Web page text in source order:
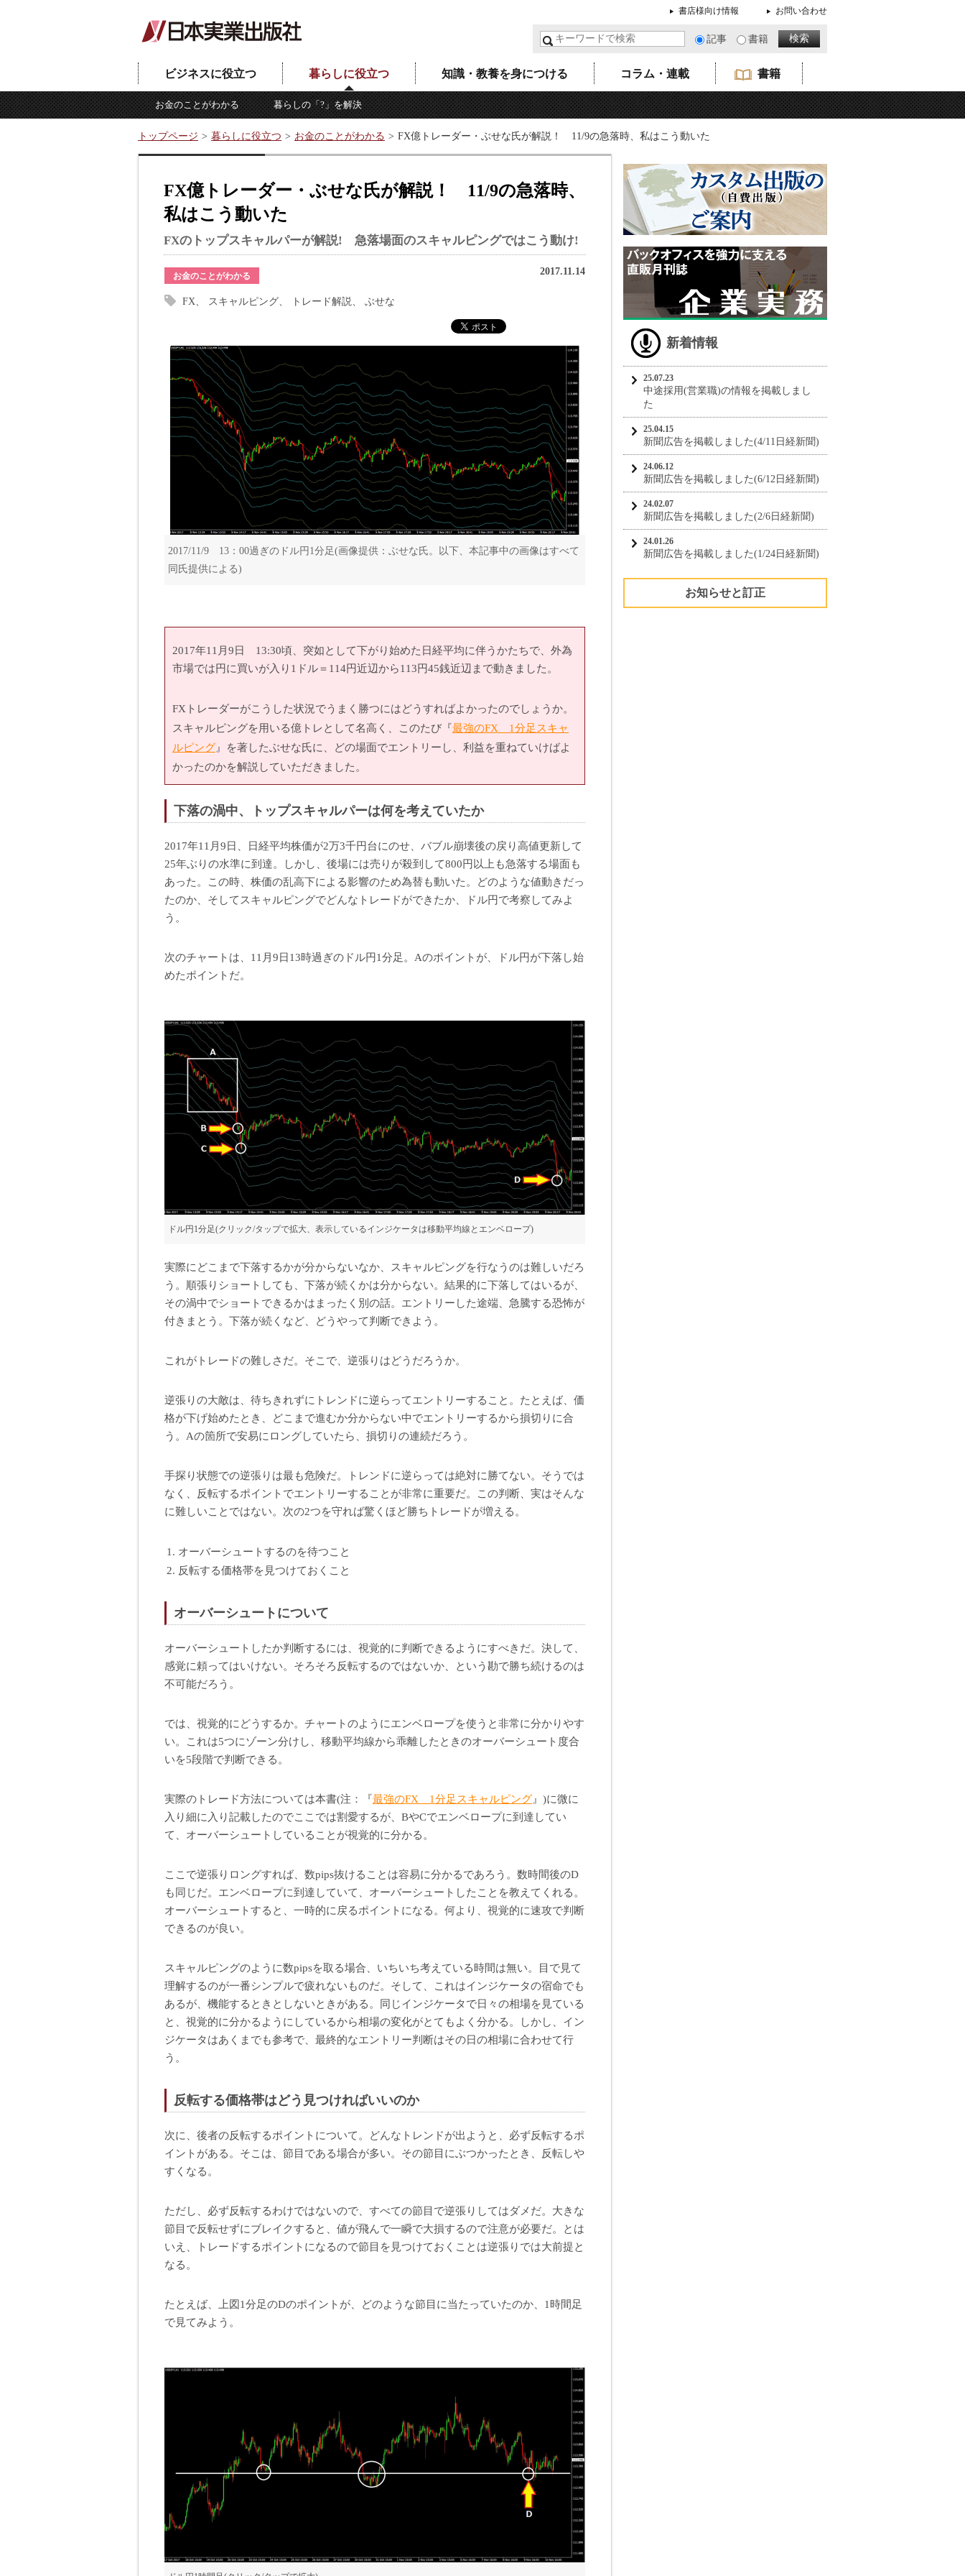
書店様向け情報 お問い合わせ
記事 書籍
ビジネスに役立つ 暮らしに役立つ
お金のことがわかる 暮らしの「?」を解決
知識・教養を身につける コラム・連載 書籍
トップページ 暮らしに役立つ お金のことがわかる FX億トレーダー・ぶせな氏が解説！ 11/9の急落時、私はこう動いた
FX億トレーダー・ぶせな氏が解説！ 11/9の急落時、
私はこう動いた
FXのトップスキャルパーが解説! 急落場面のスキャルピングではこう動け!
お金のことがわかる
FX スキャルピング トレード解説 ぶせな
2017.11.14
2017/11/9 13：00過ぎのドル円1分足(画像提供：ぶせな氏。以下、本記事中の画像はすべて
同氏提供による)
2017年11月9日 13:30頃、突如として下がり始めた日経平均に伴うかたちで、外為
市場では円に買いが入り1ドル＝114円近辺から113円45銭近辺まで動きました。
FXトレーダーがこうした状況でうまく勝つにはどうすればよかったのでしょうか。
スキャルピングを用いる億トレとして名高く、このたび『最強のFX 1分足スキャ
ルピング 』を著したぶせな氏に、どの場面でエントリーし、利益を重ねていけばよ
かったのかを解説していただきました。
下落の渦中、トップスキャルパーは何を考えていたか
2017年11月9日、日経平均株価が2万3千円台にのせ、バブル崩壊後の戻り高値更新して
25年ぶりの水準に到達。しかし、後場には売りが殺到して800円以上も急落する場面も
あった。この時、株価の乱高下による影響のため為替も動いた。どのような値動きだっ
たのか、そしてスキャルピングでどんなトレードができたか、ドル円で考察してみよ
う。
次のチャートは、11月9日13時過ぎのドル円1分足。Aのポイントが、ドル円が下落し始
めたポイントだ。
ドル円1分足(クリック/タップで拡大、表示しているインジケータは移動平均線とエンベロープ)
実際にどこまで下落するかが分からないなか、スキャルピングを行なうのは難しいだろ
う。順張りショートしても、下落が続くかは分からない。結果的に下落してはいるが、
その渦中でショートできるかはまったく別の話。エントリーした途端、急騰する恐怖が
付きまとう。下落が続くなど、どうやって判断できよう。
これがトレードの難しさだ。そこで、逆張りはどうだろうか。
逆張りの大敵は、待ちきれずにトレンドに逆らってエントリーすること。たとえば、価
格が下げ始めたとき、どこまで進むか分からない中でエントリーするから損切りに合
う。Aの箇所で安易にロングしていたら、損切りの連続だろう。
手探り状態での逆張りは最も危険だ。トレンドに逆らっては絶対に勝てない。そうでは
なく、反転するポイントでエントリーすることが非常に重要だ。この判断、実はそんな
に難しいことではない。次の2つを守れば驚くほど勝ちトレードが増える。
オーバーシュートするのを待つこと
反転する価格帯を見つけておくこと
オーバーシュートについて
オーバーシュートしたか判断するには、視覚的に判断できるようにすべきだ。決して、
感覚に頼ってはいけない。そろそろ反転するのではないか、という勘で勝ち続けるのは
不可能だろう。
では、視覚的にどうするか。チャートのようにエンベロープを使うと非常に分かりやす
い。これは5つにゾーン分けし、移動平均線から乖離したときのオーバーシュート度合
いを5段階で判断できる。
実際のトレード方法については本書(注：『最強のFX 1分足スキャルピング 』)に微に
入り細に入り記載したのでここでは割愛するが、BやCでエンベロープに到達してい
て、オーバーシュートしていることが視覚的に分かる。
ここで逆張りロングすれば、数pips抜けることは容易に分かるであろう。数時間後のD
も同じだ。エンベロープに到達していて、オーバーシュートしたことを教えてくれる。
オーバーシュートすると、一時的に戻るポイントになる。何より、視覚的に速攻で判断
できるのが良い。
スキャルピングのように数pipsを取る場合、いちいち考えている時間は無い。目で見て
理解するのが一番シンプルで疲れないものだ。そして、これはインジケータの宿命でも
あるが、機能するときとしないときがある。同じインジケータで日々の相場を見ている
と、視覚的に分かるようにしているから相場の変化がとてもよく分かる。しかし、イン
ジケータはあくまでも参考で、最終的なエントリー判断はその日の相場に合わせて行
う。
反転する価格帯はどう見つければいいのか
次に、後者の反転するポイントについて。どんなトレンドが出ようと、必ず反転するポ
イントがある。そこは、節目である場合が多い。その節目にぶつかったとき、反転しや
すくなる。
ただし、必ず反転するわけではないので、すべての節目で逆張りしてはダメだ。大きな
節目で反転せずにブレイクすると、値が飛んで一瞬で大損するので注意が必要だ。とは
いえ、トレードするポイントになるので節目を見つけておくことは逆張りでは大前提と
なる。
たとえば、上図1分足のDのポイントが、どのような節目に当たっていたのか、1時間足
で見てみよう。
新着情報
25.07.23
中途採用(営業職)の情報を掲載しまし
た
25.04.15
新聞広告を掲載しました(4/11日経新聞)
24.06.12
新聞広告を掲載しました(6/12日経新聞)
24.02.07
新聞広告を掲載しました(2/6日経新聞)
24.01.26
新聞広告を掲載しました(1/24日経新聞)
お知らせと訂正